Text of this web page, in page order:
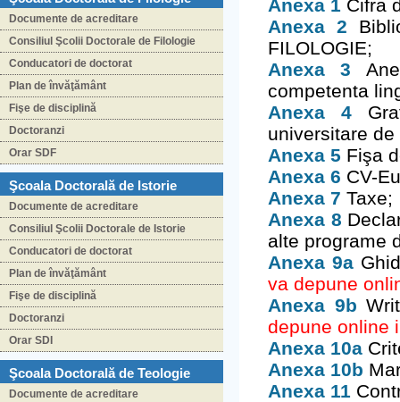
Documente de acreditare
Consiliul Şcolii Doctorale de Filologie
Conducatori de doctorat
Plan de învăţământ
Fişe de disciplină
Doctoranzi
Orar SDF
Şcoala Doctorală de Istorie
Documente de acreditare
Consiliul Şcolii Doctorale de Istorie
Conducatori de doctorat
Plan de învăţământ
Fişe de disciplină
Doctoranzi
Orar SDI
Şcoala Doctorală de Teologie
Documente de acreditare
Anexa 1 Cifra
Anexa 2
FILOLOGIE;
Anexa 3
competenta
Anexa 4
universitare
Anexa 5 Fişa
Anexa 6 CV-
Anexa 7 Taxe;
Anexa 8
alte programe
Anexa 9a
va depune
Anexa 9b
depune online
Anexa 10a
Anexa 10b
Anexa 11